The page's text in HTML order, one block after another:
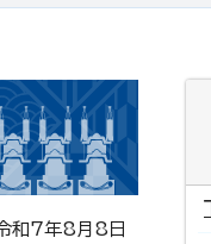
和7年8月8日